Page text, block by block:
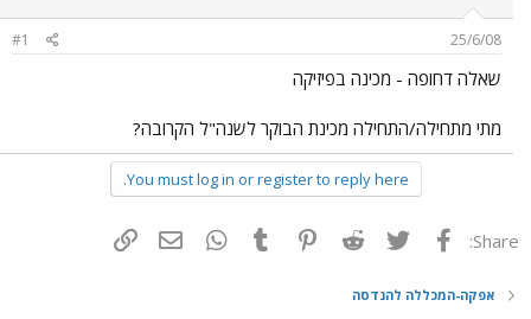
ש
א
ר
25/6/08
#1
שאלה דחופה - מכינה בפיזיקה
מתי מתחילה/התחילה מכינת הבוקר לשנה"ל הקרובה?
You must log in or register to reply here.
Share: פייסבוק Twitter
Reddit
Pinterest
Tumblr
WhatsAppדואר אלקטרוני
אפקה-המכללה להנדסה